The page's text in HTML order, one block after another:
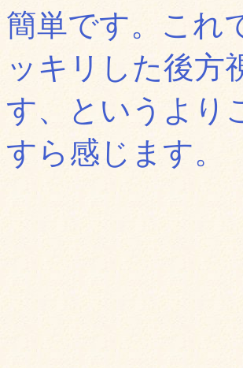
簡単です。これ
ッキリした後方
す、というより
すら感じます。